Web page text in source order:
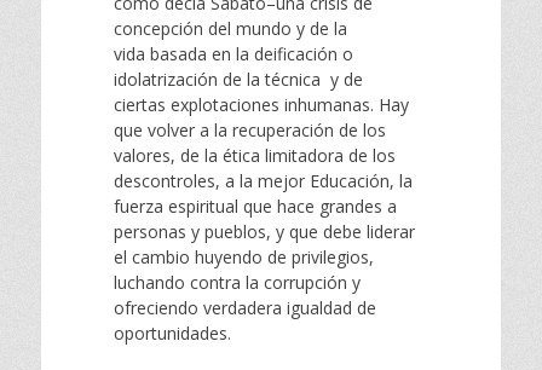
concepción del mundo y de la
vida basada en la deificación o
idolatrización de la técnica y de
ciertas explotaciones inhumanas. Hay
que volver a la recuperación de los
valores, de la ética limitadora de los
descontroles, a la mejor Educación, la
fuerza espiritual que hace grandes a
personas y pueblos, y que debe liderar
el cambio huyendo de privilegios,
luchando contra la corrupción y
ofreciendo verdadera igualdad de
oportunidades.